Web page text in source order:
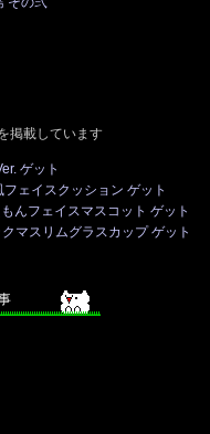
掲載しています
ゲット
ェイスクッション ゲット
んフェイスマスコット ゲット
マスリムグラスカップ ゲット